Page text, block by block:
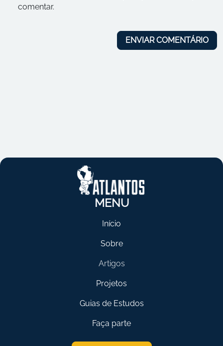
comentar.
MENU
Início
Sobre
Artigos
Projetos
Guias de Estudos
Faça parte